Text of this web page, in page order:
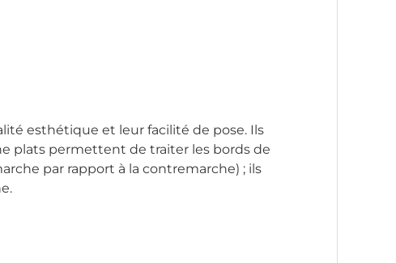
esthétique et leur facilité de pose. Ils
plats permettent de traiter les bords de
par rapport à la contremarche) ; ils